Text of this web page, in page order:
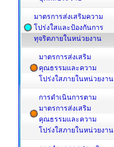
มาตรการส่งเสริมความ
โปร่งใสและป้องกันการ
ทุจริตภายในหน่วยงาน
มาตรการส่งเสริม
คุณธรรมและความ
โปร่งใสภายในหน่วยงาน
การดำเนินการตาม
มาตรการส่งเสริม
คุณธรรมและความ
โปร่งใสภายในหน่วยงาน